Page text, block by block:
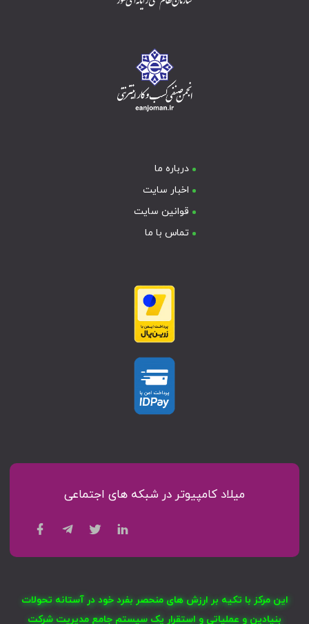
درباره ما
اخبار سایت
قوانین سایت
تماس با ما
میلاد کامپیوتر در شبکه های اجتماعی
این مرکز با تکیه بر ارزش های منحصر بفرد خود در آستانه تحولات
بنیادین و عملیاتی و استقرار یک سیستم جامع مدیریت شرکت